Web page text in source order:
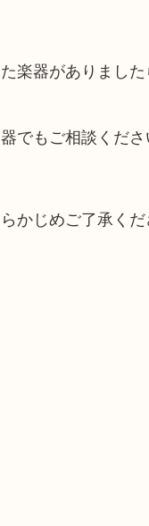
った楽器があ
でもご相談くださ
かじめご了承くだ